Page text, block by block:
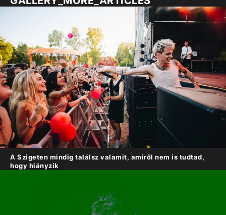
A Szigeten mindig találsz valamit, amiről nem is tudtad,
hogy hiányzik